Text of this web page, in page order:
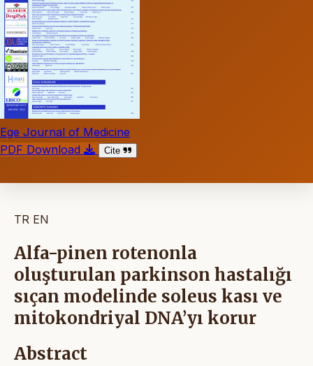
Ege Journal of Medicine
PDF Download
Cite
TR EN
Alfa-pinen rotenonla
oluşturulan parkinson hastalığı
sıçan modelinde soleus kası ve
mitokondriyal DNA’yı korur
Abstract